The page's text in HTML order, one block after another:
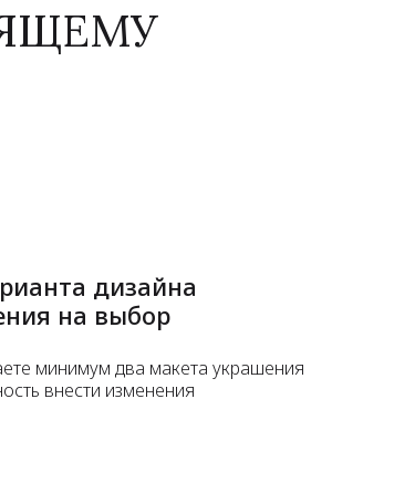
дизайна
на выбор
минимум два макета украшения
внести изменения